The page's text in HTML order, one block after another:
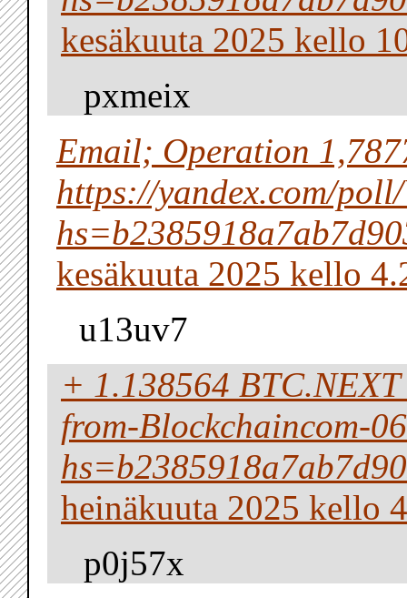
kesäkuuta 2025 kello
pxmeix
Email; Operation
https://yandex.com/
kesäkuuta 2025 kello
u13uv7
+ 1.138564
from-Blockchaincom-
heinäkuuta 2025 kello
p0j57x